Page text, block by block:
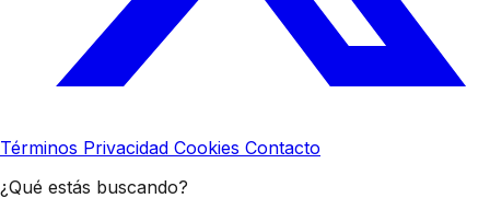
Términos Privacidad Cookies Contacto
¿Qué estás buscando?